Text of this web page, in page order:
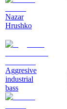
Nazar
Hrushko
Aggresive
industrial
bass